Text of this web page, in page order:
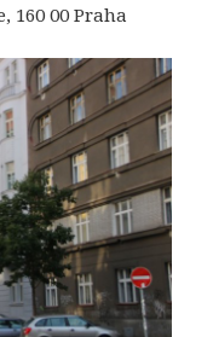
160 00 Praha